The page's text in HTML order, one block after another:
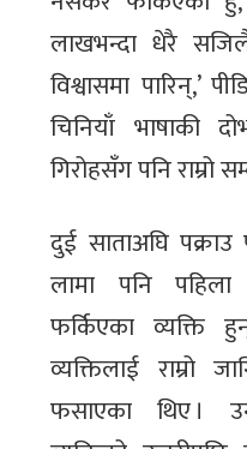
लाखभन्दा धेरै
विश्वासमा पारिन्,’
चिनियाँ भाषाकी
गिरोहसँग पनि राम्रो
दुई साताअघि पक्राउ
लामा पनि
फर्किएका व्यक्ति
व्यक्तिलाई राम्रो
फसाएका थिए ।